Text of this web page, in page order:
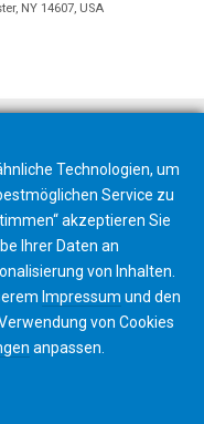
NY 14607, USA
Technologien, um
Service zu
akzeptieren Sie
Ihrer Daten an
von Inhalten.
Impressum und den
von Cookies
anpassen.